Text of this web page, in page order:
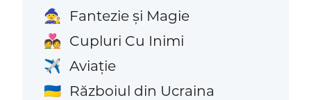
🧙 Fantezie și Magie
💑 Cupluri Cu Inimi
✈️ Aviaţie
🇺🇦 Războiul din Ucraina